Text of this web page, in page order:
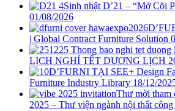
Sinh nhật D’21 – “Mở Cõi
01/08/2026
| Global Contract Furniture Solution
LỊCH NGHỈ TẾT DƯƠNG LỊCH
D’FURNI TẠI SEE+ Design
Furniture Industry Library 18/12/
Thư mời tham
2025 – Thư viện ngành nội thất